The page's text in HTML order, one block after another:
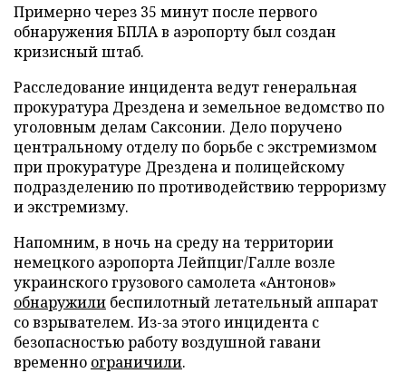
Примерно через 35 минут после первого
обнаружения БПЛА в аэропорту был создан
кризисный штаб.
Расследование инцидента ведут генеральная
прокуратура Дрездена и земельное ведомство по
уголовным делам Саксонии. Дело поручено
центральному отделу по борьбе с экстремизмом
при прокуратуре Дрездена и полицейскому
подразделению по противодействию терроризму
и экстремизму.
Напомним, в ночь на среду на территории
немецкого аэропорта Лейпциг/Галле возле
украинского грузового самолета «Антонов»
обнаружили беспилотный летательный аппарат
со взрывателем. Из-за этого инцидента с
безопасностью работу воздушной гавани
временно ограничили.